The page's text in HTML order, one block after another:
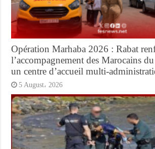
Opération Marhaba 2026 : Rabat
l’accompagnement des Marocains
un centre d’accueil multi-
5 August، 2026